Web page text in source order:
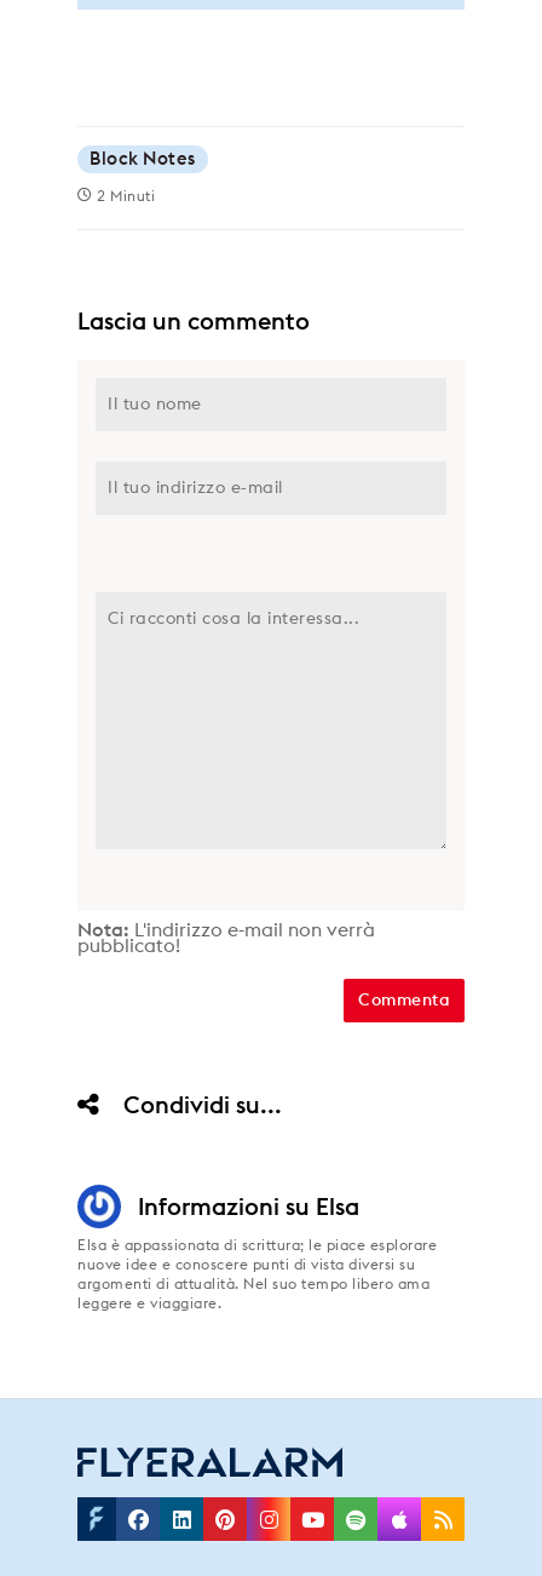
Block Notes
2 Minuti
Lascia un commento
Nota: L'indirizzo e-mail non verrà
pubblicato!
Condividi su...
Informazioni su Elsa
Elsa è appassionata di scrittura; le piace esplorare
nuove idee e conoscere punti di vista diversi su
argomenti di attualità. Nel suo tempo libero ama
leggere e viaggiare.
Facebook
Linkedin
Pinterest
Instagram
Youtube
SpotifyRss